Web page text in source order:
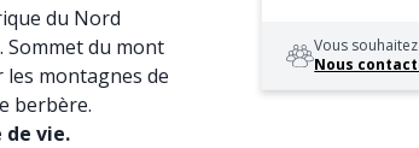
du Nord
Sommet du mont
montagnes de
berbère.
vie.
Vous
Nous